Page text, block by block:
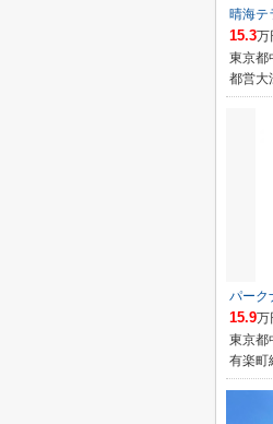
晴海テ
15.3万
東京都
都営大
パーク
15.9万
東京都
有楽町